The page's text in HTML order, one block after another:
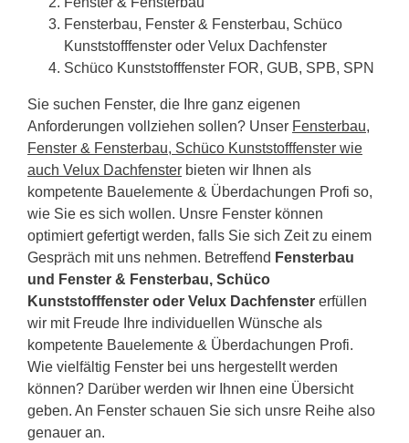
Fensterbau, Fenster & Fensterbau, Schüco
Kunststofffenster oder Velux Dachfenster
Schüco Kunststofffenster FOR, GUB, SPB, SPN
Sie suchen Fenster, die Ihre ganz eigenen
Anforderungen vollziehen sollen? Unser Fensterbau,
Fenster & Fensterbau, Schüco Kunststofffenster wie
auch Velux Dachfenster bieten wir Ihnen als
kompetente Bauelemente & Überdachungen Profi so,
wie Sie es sich wollen. Unsre Fenster können
optimiert gefertigt werden, falls Sie sich Zeit zu einem
Gespräch mit uns nehmen. Betreffend Fensterbau
und Fenster & Fensterbau, Schüco
Kunststofffenster oder Velux Dachfenster erfüllen
wir mit Freude Ihre individuellen Wünsche als
kompetente Bauelemente & Überdachungen Profi.
Wie vielfältig Fenster bei uns hergestellt werden
können? Darüber werden wir Ihnen eine Übersicht
geben. An Fenster schauen Sie sich unsre Reihe also
genauer an.